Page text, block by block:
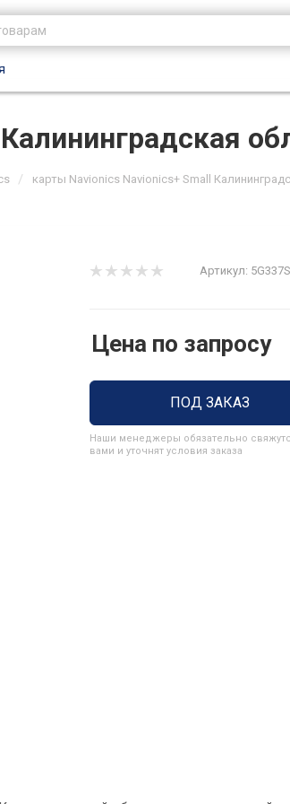
/ карты Navionics Navionics+ Small
Артикул: 5G337S
Цена по запросу
ПОД ЗАКАЗ
Наши менеджеры обязательно
вами и уточнят условия заказа